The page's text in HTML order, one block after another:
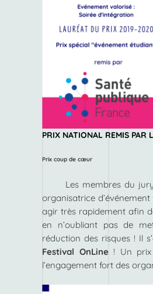
PRIX NATIONAL REMIS PAR
Prix coup de cœur
Les membres du
organisatrice
agir très rapidement afin
en n’oubliant pas de
réduction des risques ! Il
Festival OnLine! Un prix
l’engagement fort des